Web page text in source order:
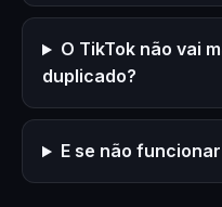
O TikTok não vai
duplicado?
E se não